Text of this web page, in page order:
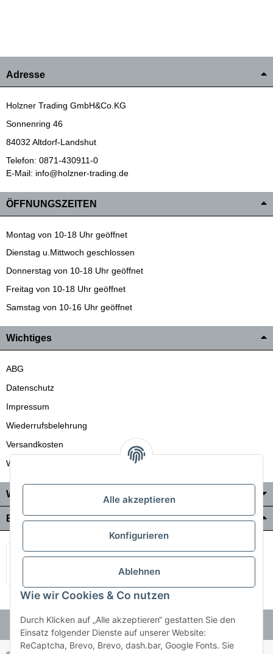
Adresse
Holzner Trading GmbH&Co.KG
Sonnenring 46
84032 Altdorf-Landshut
Telefon: 0871-430911-0
E-Mail: info@holzner-trading.de
ÖFFNUNGSZEITEN
Montag von 10-18 Uhr geöffnet
Dienstag u.Mittwoch geschlossen
Donnerstag von 10-18 Uhr geöffnet
Freitag von 10-18 Uhr geöffnet
Samstag von 10-16 Uhr geöffnet
Wichtiges
ABG
Datenschutz
Impressum
Wiederrufsbelehrung
Versandkosten
Wir liefern auch in die Schweiz
Wo Sie uns finden
Bezahlung & Versand
Alle akzeptieren
Konfigurieren
Ablehnen
Wie wir Cookies & Co nutzen
Durch Klicken auf „Alle akzeptieren“ gestatten Sie den
Einsatz folgender Dienste auf unserer Website:
ReCaptcha, Brevo, Brevo, dash.bar, Google Fonts. Sie